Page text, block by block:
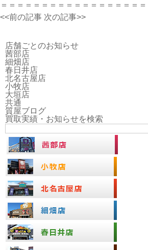
＝＝＝＝＝＝＝＝＝＝＝＝＝＝＝＝＝
<<前の記事 次の記事>>
店舗ごとのお知らせ
茜部店
細畑店
春日井店
北名古屋店
小牧店
大垣店
共通
質屋ブログ
買取実績・お知らせを検索